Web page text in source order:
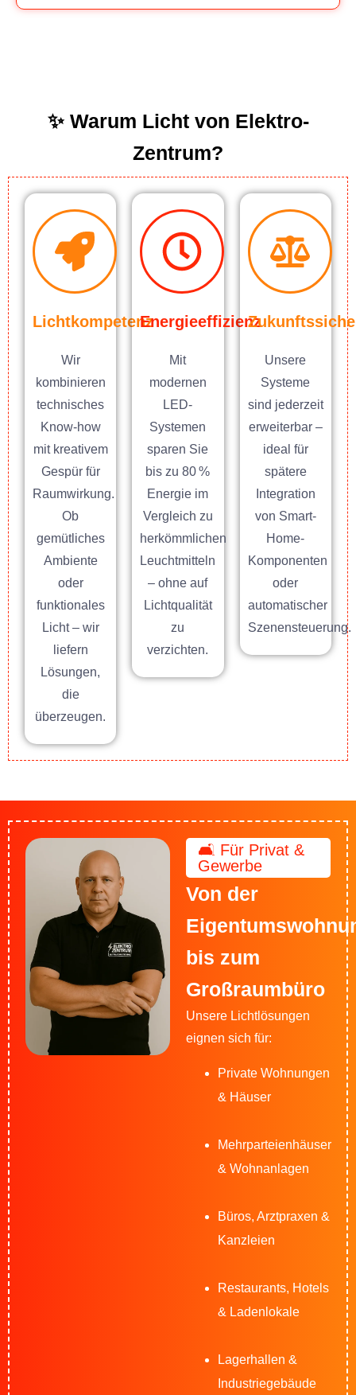
✨ Warum Licht von Elektro-
Zentrum?
Lichtkompetenz
Wir
kombinieren
technisches
Know-how
mit kreativem
Gespür für
Raumwirkung.
Ob
gemütliches
Ambiente
oder
funktionales
Licht – wir
liefern
Lösungen,
die
überzeugen.
Energieeffizienz
Mit
modernen
LED-
Systemen
sparen Sie
bis zu 80 %
Energie im
Vergleich zu
herkömmlichen
Leuchtmitteln
– ohne auf
Lichtqualität
zu
verzichten.
Unsere
Systeme
sind jederzeit
erweiterbar –
ideal für
spätere
Integration
von Smart-
Home-
Komponenten
oder
automatischer
Szenensteuerung.
🛋️ Für Privat &
Gewerbe
Von der
bis zum
Großraumbüro
Unsere Lichtlösungen
eignen sich für:
Private Wohnungen
& Häuser
Mehrparteienhäuser
& Wohnanlagen
Büros, Arztpraxen &
Kanzleien
Restaurants, Hotels
& Ladenlokale
Lagerhallen &
Industriegebäude